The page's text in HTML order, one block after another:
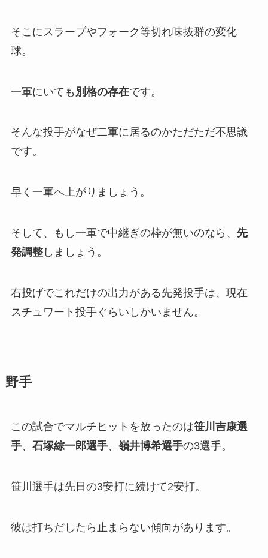
そこにスラーブやフォーク等切れ味抜群の変化
球。
一軍にいても 別格の存在です。
そんな投手がなぜ二軍に居るのかただただ不思議
です。
早く一軍へ上がりましょう。
そして、もし一軍で中継ぎの枠が無いのなら、 先
発調整しましょう。
右投げでこれだけの出力がある先発投手は、現在
スチュワート投手ぐらいしかいません。
野手
この試合でマルチヒットを放ったのは笹川吉康選
手、 石塚綜一郎選手、 嶺井博希選手の3選手。
笹川選手は先日の3安打に続けて2安打。
彼は打ちだしたら止まらない傾向があります。